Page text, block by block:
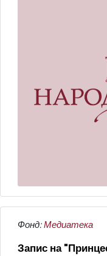
Фонд:Медиатека
Запис на